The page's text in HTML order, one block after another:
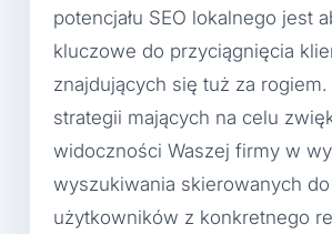
potencjału SEO lokalnego jest
kluczowe do przyciągnięcia
znajdujących się tuż za
strategii mających na celu
widoczności Waszej firmy w
wyszukiwania skierowanych do
użytkowników z konkretnego